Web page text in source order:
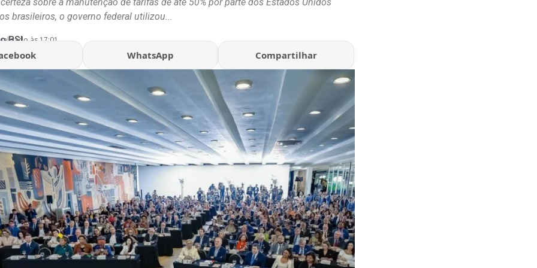
brasileiros, o governo federal utilizou...
BSL às 17:01
WhatsApp Compartilhar